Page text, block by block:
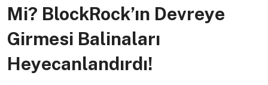
Mi? BlockRock’ın Devreye
Girmesi Balinaları
Heyecanlandırdı!